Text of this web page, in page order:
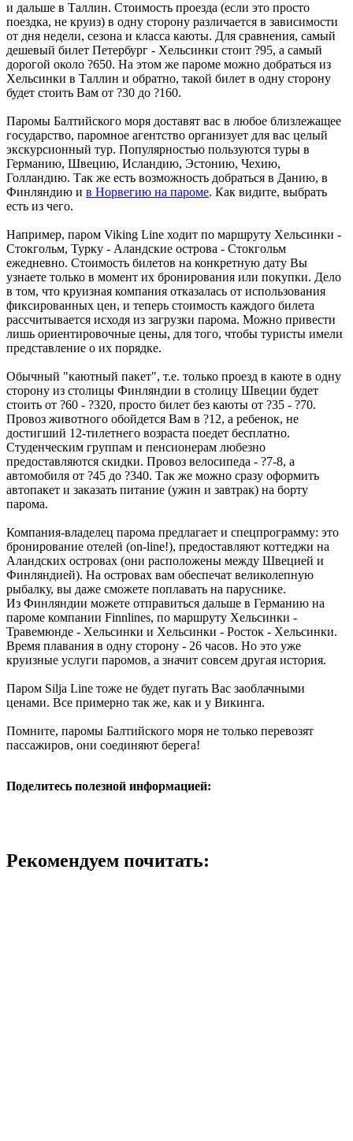
и дальше в Таллин. Стоимость проезда (если это просто
поездка, не круиз) в одну сторону различается в зависимости
от дня недели, сезона и класса каюты. Для сравнения, самый
дешевый билет Петербург - Хельсинки стоит ?95, а самый
дорогой около ?650. На этом же пароме можно добраться из
Хельсинки в Таллин и обратно, такой билет в одну сторону
будет стоить Вам от ?30 до ?160.
Паромы Балтийского моря доставят вас в любое близлежащее
государство, паромное агентство организует для вас целый
экскурсионный тур. Популярностью пользуются туры в
Германию, Швецию, Исландию, Эстонию, Чехию,
Голландию. Так же есть возможность добраться в Данию, в
Финляндию и в Норвегию на пароме. Как видите, выбрать
есть из чего.
Например, паром Viking Line ходит по маршруту Хельсинки -
Стокгольм, Турку - Аландские острова - Стокгольм
ежедневно. Стоимость билетов на конкретную дату Вы
узнаете только в момент их бронирования или покупки. Дело
в том, что круизная компания отказалась от использования
фиксированных цен, и теперь стоимость каждого билета
рассчитывается исходя из загрузки парома. Можно привести
лишь ориентировочные цены, для того, чтобы туристы имели
представление о их порядке.
Обычный "каютный пакет", т.е. только проезд в каюте в одну
сторону из столицы Финляндии в столицу Швеции будет
стоить от ?60 - ?320, просто билет без каюты от ?35 - ?70.
Провоз животного обойдется Вам в ?12, а ребенок, не
достигший 12-тилетнего возраста поедет бесплатно.
Студенческим группам и пенсионерам любезно
предоставляются скидки. Провоз велосипеда - ?7-8, а
автомобиля от ?45 до ?340. Так же можно сразу оформить
автопакет и заказать питание (ужин и завтрак) на борту
парома.
Компания-владелец парома предлагает и спецпрограмму: это
бронирование отелей (on-line!), предоставляют коттеджи на
Аландских островах (они расположены между Швецией и
Финляндией). На островах вам обеспечат великолепную
рыбалку, вы даже сможете поплавать на паруснике.
Из Финляндии можете отправиться дальше в Германию на
пароме компании Finnlines, по маршруту Хельсинки -
Травемюнде - Хельсинки и Хельсинки - Росток - Хельсинки.
Время плавания в одну сторону - 26 часов. Но это уже
круизные услуги паромов, а значит совсем другая история.
Паром Silja Line тоже не будет пугать Вас заоблачными
ценами. Все примерно так же, как и у Викинга.
Помните, паромы Балтийского моря не только перевозят
пассажиров, они соединяют берега!
Поделитесь полезной информацией:
Рекомендуем почитать: